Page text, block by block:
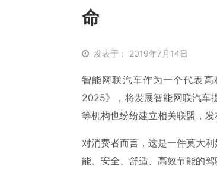
命
发表于： 2019年7月14日
智能网联汽车作为一个代表
2025》，将发展智能网联汽车
等机构也纷纷建立相关联盟，
对消费者而言，这是一件莫大
能、安全、舒适、高效节能的驾